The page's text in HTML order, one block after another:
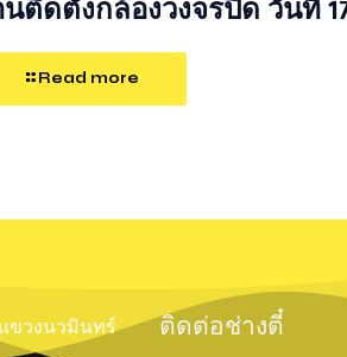
นติดตั้งกล้องวงจรปิด วันที่
Read more
แขวงนวมินทร์ ติดต่อช่างตี๋